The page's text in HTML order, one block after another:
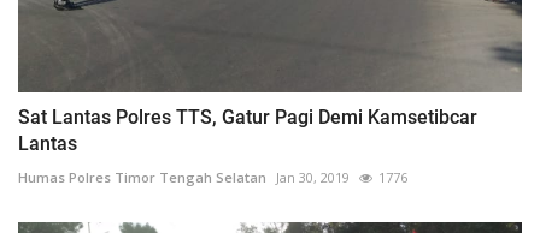
Sat Lantas Polres TTS, Gatur Pagi Demi Kamsetibcar
Lantas
Humas Polres Timor Tengah Selatan Jan 30, 2019 1776